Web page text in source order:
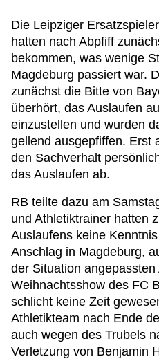
Die Leipziger
hatten nach Abpfiff
bekommen, was wenige
Magdeburg passiert war.
zunächst die Bitte von
überhört, das Auslaufen
einzustellen und wurden
gellend ausgepfiffen. Erst
den Sachverhalt
das Auslaufen ab.
RB teilte dazu am
und Athletiktrainer hatten
Auslaufens keine
Anschlag in Magdeburg,
der Situation angepassten
Weihnachtsshow des FC
schlicht keine Zeit
Athletikteam nach Ende
auch wegen des Trubels
Verletzung von Benjamin